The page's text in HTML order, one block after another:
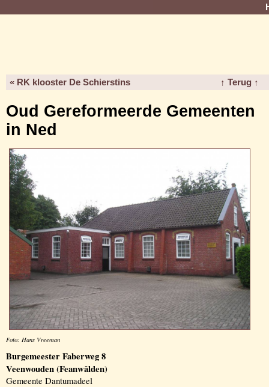
« RK klooster De Schierstins ↑ Terug ↑
Oud Gereformeerde Gemeenten
in Ned
Foto: Hans Vreeman
Burgemeester Faberweg 8
Veenwouden (Feanwâlden)
Gemeente Dantumadeel